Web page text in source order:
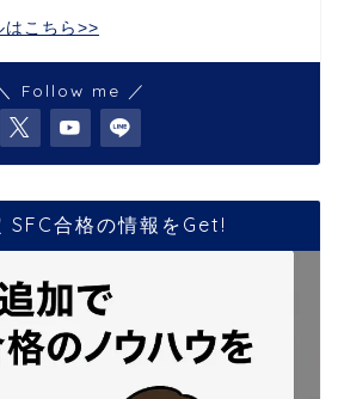
はこちら>>
Follow me ／
SFC合格の情報をGet!